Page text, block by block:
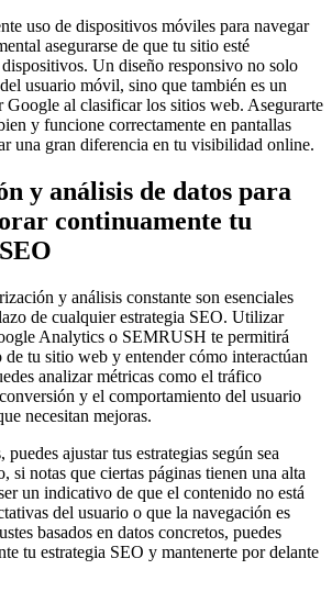
uso de dispositivos móviles para navegar
asegurarse de que tu sitio esté
Un diseño responsivo no solo
usuario móvil, sino que también es un
Google al clasificar los sitios web. Asegurarte
y funcione correctamente en pantallas
una gran diferencia en tu visibilidad online.
y análisis de datos para
continuamente tu
y análisis constante son esenciales
de cualquier estrategia SEO. Utilizar
Analytics o SEMRUSH te permitirá
de tu sitio web y entender cómo interactúan
analizar métricas como el tráfico
y el comportamiento del usuario
necesitan mejoras.
puedes ajustar tus estrategias según sea
si notas que ciertas páginas tienen una alta
un indicativo de que el contenido no está
del usuario o que la navegación es
basados en datos concretos, puedes
tu estrategia SEO y mantenerte por delante